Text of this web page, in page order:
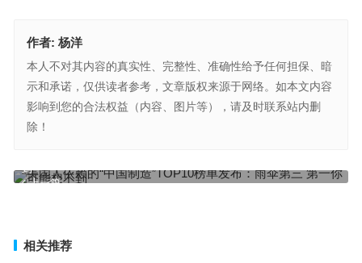
作者: 杨洋
本人不对其内容的真实性、完整性、准确性给予任何担保、暗
示和承诺，仅供读者参考，文章版权来源于网络。如本文内容
影响到您的合法权益（内容、图片等），请及时联系站内删
除！
上一篇
到
杨幂挽刘德华走红毯再现“林萧式迷妹”名场面，十年角色滤镜与现实
交织引热议
相关推荐